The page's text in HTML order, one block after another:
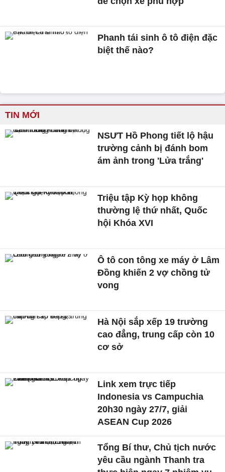
Phanh tái sinh ô tô điện đặc
biệt thế nào?
TIN MỚI
NSƯT Hồ Phong tiết lộ hậu
trường cảnh bị đánh bom
ám ảnh trong 'Lửa trắng'
Triệu tập Kỳ họp không
thường lệ thứ nhất, Quốc
hội Khóa XVI
Ô tô con tông xe máy ở Lâm
Đồng khiến 2 vợ chồng tử
vong
Hà Nội sắp xếp 19 trường
cao đẳng, trung cấp còn 10
cơ sở
Link xem trực tiếp
Indonesia vs Campuchia
20h30 ngày 27/7, giải
ASEAN Cup 2026
Tổng Bí thư, Chủ tịch nước
yêu cầu ngành Thanh tra